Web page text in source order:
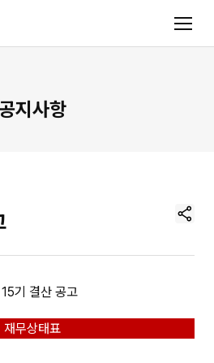
지사항
현
이
기 결산 공고
재무상태표